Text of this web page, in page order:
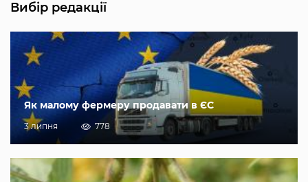
Вибір редакції
Як малому фермеру продавати в ЄС
3 липня 778